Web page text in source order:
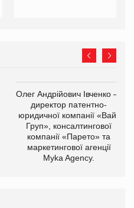
Олег Андрійович Івченко —
директор патентно-
юридичної компанії «Вайз
Груп», консалтингової
компанії «Парето» та
маркетингової агенції
Myka Agency.